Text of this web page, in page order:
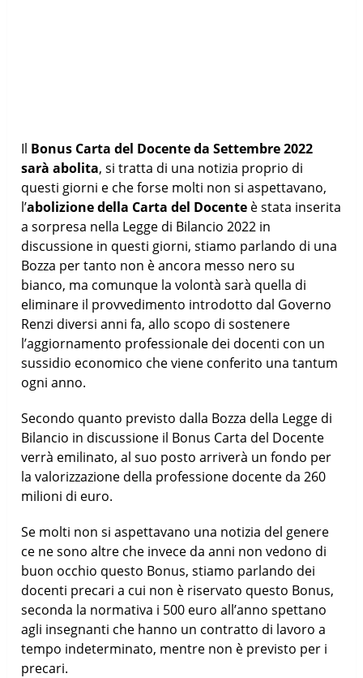
Il Bonus Carta del Docente da Settembre 2022
sarà abolita, si tratta di una notizia proprio di
questi giorni e che forse molti non si aspettavano,
l’abolizione della Carta del Docente è stata inserita
a sorpresa nella Legge di Bilancio 2022 in
discussione in questi giorni, stiamo parlando di una
Bozza per tanto non è ancora messo nero su
bianco, ma comunque la volontà sarà quella di
eliminare il provvedimento introdotto dal Governo
Renzi diversi anni fa, allo scopo di sostenere
l’aggiornamento professionale dei docenti con un
sussidio economico che viene conferito una tantum
ogni anno.
Secondo quanto previsto dalla Bozza della Legge di
Bilancio in discussione il Bonus Carta del Docente
verrà emilinato, al suo posto arriverà un fondo per
la valorizzazione della professione docente da 260
milioni di euro.
Se molti non si aspettavano una notizia del genere
ce ne sono altre che invece da anni non vedono di
buon occhio questo Bonus, stiamo parlando dei
docenti precari a cui non è riservato questo Bonus,
seconda la normativa i 500 euro all’anno spettano
agli insegnanti che hanno un contratto di lavoro a
tempo indeterminato, mentre non è previsto per i
precari.